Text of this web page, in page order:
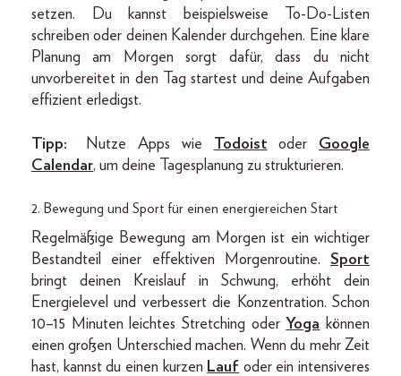
setzen. Du kannst beispielsweise To-Do-Listen
schreiben oder deinen Kalender durchgehen. Eine klare
Planung am Morgen sorgt dafür, dass du nicht
unvorbereitet in den Tag startest und deine Aufgaben
effizient erledigst.
Tipp: Nutze Apps wie Todoist oder Google
Calendar, um deine Tagesplanung zu strukturieren.
2. Bewegung und Sport für einen energiereichen Start
Regelmäßige Bewegung am Morgen ist ein wichtiger
Bestandteil einer effektiven Morgenroutine. Sport
bringt deinen Kreislauf in Schwung, erhöht dein
Energielevel und verbessert die Konzentration. Schon
10–15 Minuten leichtes Stretching oder Yoga können
einen großen Unterschied machen. Wenn du mehr Zeit
hast, kannst du einen kurzen Lauf oder ein intensiveres